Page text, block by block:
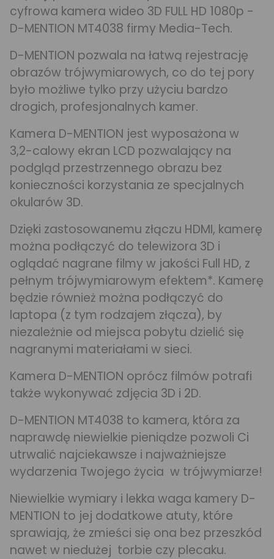
cyfrowa kamera wideo 3D FULL HD 1080p -
D-MENTION MT4038 firmy Media-Tech.
D-MENTION pozwala na łatwą rejestrację
obrazów trójwymiarowych, co do tej pory
było możliwe tylko przy użyciu bardzo
drogich, profesjonalnych kamer.
Kamera D-MENTION jest wyposażona w
3,2-calowy ekran LCD pozwalający na
podgląd przestrzennego obrazu bez
konieczności korzystania ze specjalnych
okularów 3D.
Dzięki zastosowanemu złączu HDMI, kamerę
można podłączyć do telewizora 3D i
oglądać nagrane filmy w jakości Full HD, z
pełnym trójwymiarowym efektem*. Kamerę
będzie również można podłączyć do
laptopa (z tym rodzajem złącza), by
niezależnie od miejsca pobytu dzielić się
nagranymi materiałami w sieci.
Kamera D-MENTION oprócz filmów potrafi
także wykonywać zdjęcia 3D i 2D.
D-MENTION MT4038 to kamera, która za
naprawdę niewielkie pieniądze pozwoli Ci
utrwalić najciekawsze i najważniejsze
wydarzenia Twojego życia w trójwymiarze!
Niewielkie wymiary i lekka waga kamery D-
MENTION to jej dodatkowe atuty, które
sprawiają, że zmieści się ona bez przeszkód
nawet w niedużej torbie czy plecaku.